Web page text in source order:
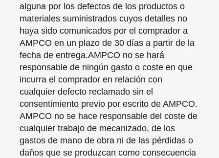
alguna por los defectos de los productos o
materiales suministrados cuyos detalles no
haya sido comunicados por el comprador a
AMPCO en un plazo de 30 días a partir de la
fecha de entrega.AMPCO no se hará
responsable de ningún gasto o coste en que
incurra el comprador en relación con
cualquier defecto reclamado sin el
consentimiento previo por escrito de AMPCO.
AMPCO no se hace responsable del coste de
cualquier trabajo de mecanizado, de los
gastos de mano de obra ni de las pérdidas o
daños que se produzcan como consecuencia